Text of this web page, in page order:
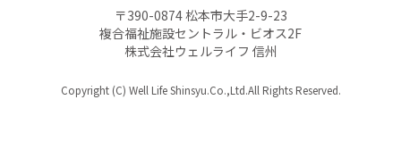
〒390-0874 松本市大手2-9-23
複合福祉施設セントラル・ビオス2F
株式会社ウェルライフ 信州
Copyright (C) Well Life Shinsyu.Co.,Ltd.All Rights Reserved.